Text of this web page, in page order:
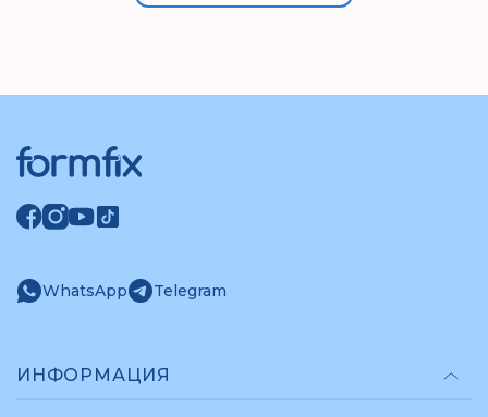
ИНФОРМАЦИЯ
WhatsApp Telegram